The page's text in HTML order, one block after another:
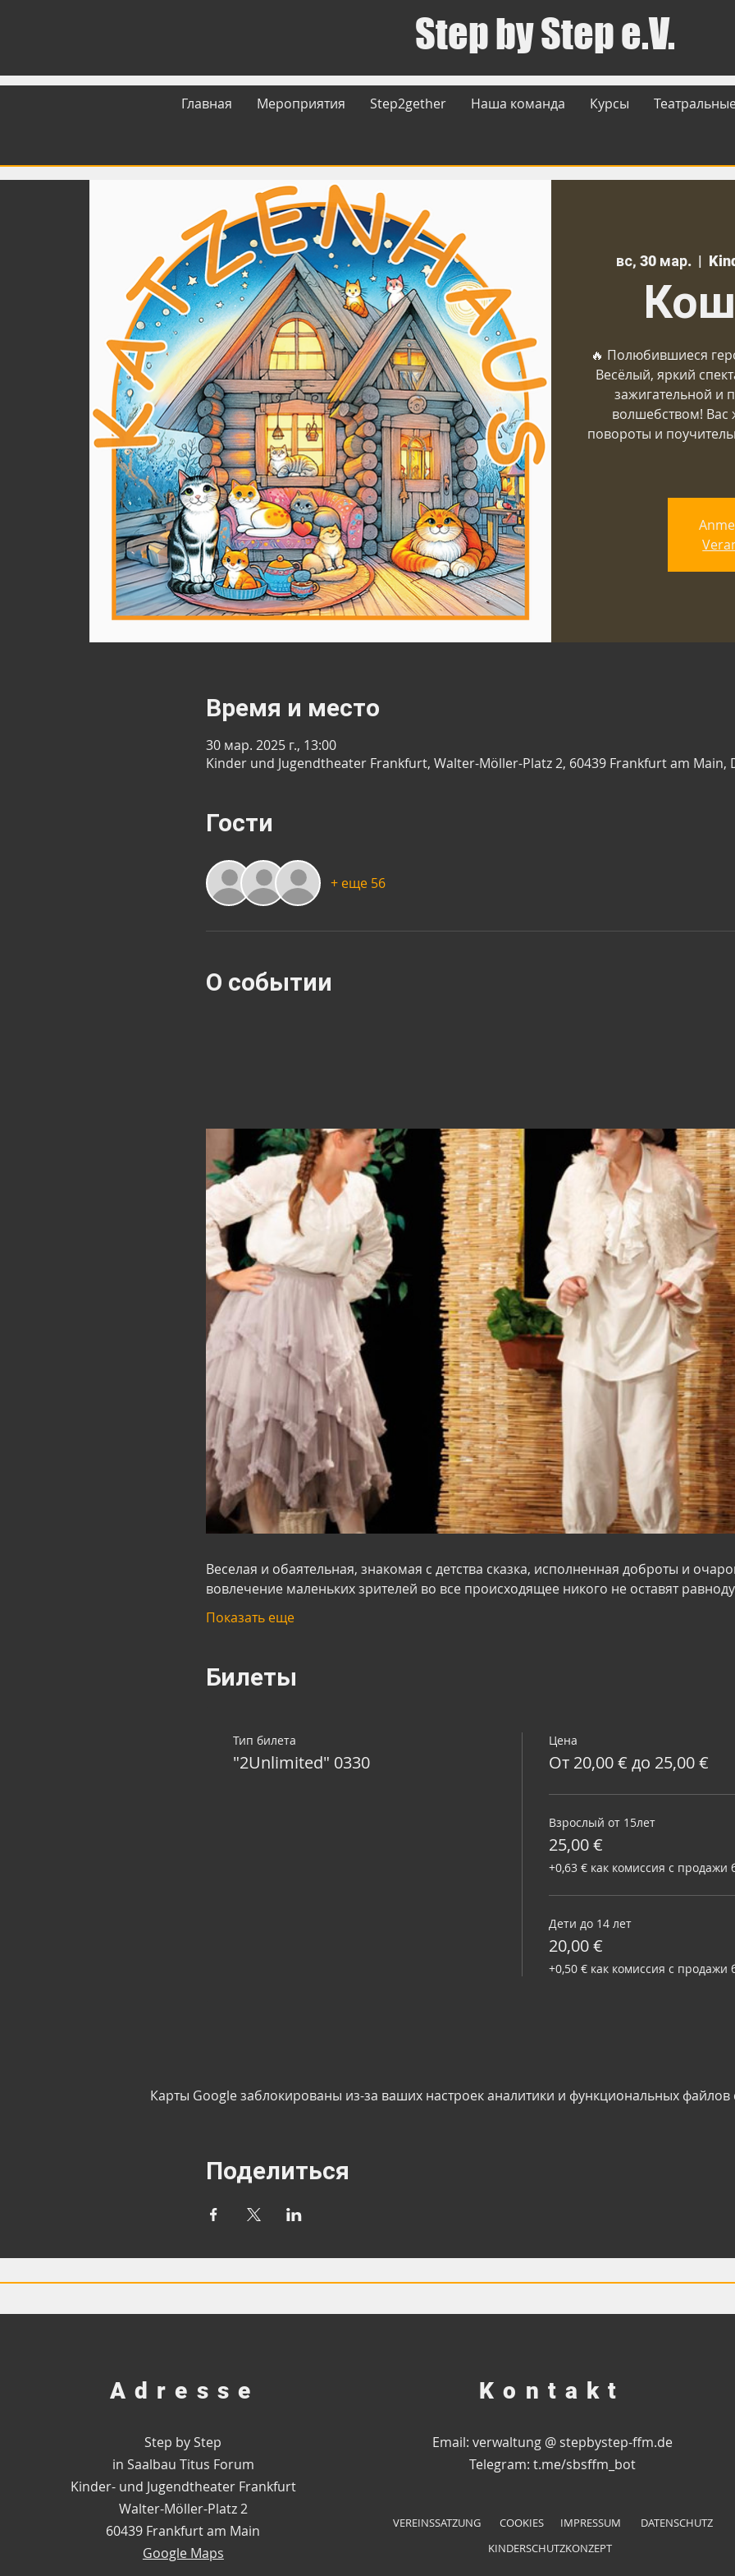
Step by Step e.V.
Главная Мероприятия Step2gether Наша команда Курсы
вс, 30 мар.
  |
🔥 Полюбившиеся
Весёлый, яркий
зажигательной и
волшебством! Вас
повороты и
Время и место
30 мар. 2025 г., 13:00
Kinder und Jugendtheater Frankfurt, Walter-Möller-Platz 2, 60439 Frankfurt am Main,
Гости
+ еще 56
О событии
Веселая и обаятельная, знакомая с детства сказка, исполненная доброты и
вовлечение маленьких зрителей во все происходящее никого не оставят
Показать еще
Билеты
Тип билета
"2Unlimited" 0330
Цена
От 20,00 € до 25,00 €
Взрослый от 15лет
25,00 €
+0,63 € как комиссия с продажи
Дети до 14 лет
20,00 €
+0,50 € как комиссия с продажи
Карты Google заблокированы из-за ваших настроек аналитики и функциональных файлов
Поделиться
Adresse
Step by Step
in Saalbau Titus Forum
Kinder- und Jugendtheater Frankfurt
Walter-Möller-Platz 2
60439 Frankfurt am Main
Google Maps
Kontakt
Email: verwaltung @ stepbystep-ffm.de
Telegram: t.me/sbsffm_bot
VEREINSSATZUNG COOKIES IMPRESSUM
DATENSCHUTZ
KINDERSCHUTZKONZEPT